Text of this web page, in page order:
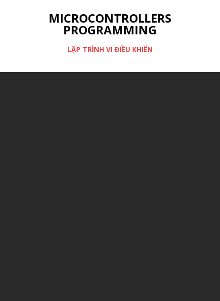
MICROCONTROLLERS
PROGRAMMING
LẬP TRÌNH VI ĐIỀU KHIỂN